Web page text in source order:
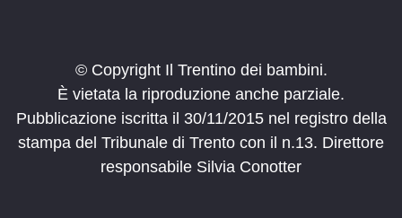
© Copyright Il Trentino dei bambini.
È vietata la riproduzione anche parziale.
Pubblicazione iscritta il 30/11/2015 nel registro della
stampa del Tribunale di Trento con il n.13. Direttore
responsabile Silvia Conotter